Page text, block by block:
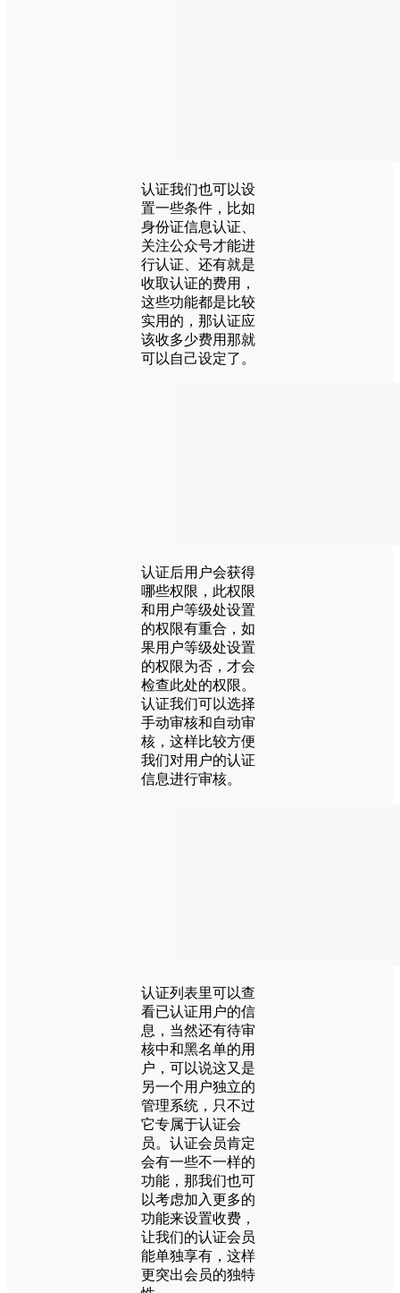
认证我们也可以设
置一些条件，比如
身份证信息认证、
关注公众号才能进
行认证、还有就是
收取认证的费用，
这些功能都是比较
实用的，那认证应
该收多少费用那就
可以自己设定了。
认证后用户会获得
哪些权限，此权限
和用户等级处设置
的权限有重合，如
果用户等级处设置
的权限为否，才会
检查此处的权限。
认证我们可以选择
手动审核和自动审
核，这样比较方便
我们对用户的认证
信息进行审核。
认证列表里可以查
看已认证用户的信
息，当然还有待审
核中和黑名单的用
户，可以说这又是
另一个用户独立的
管理系统，只不过
它专属于认证会
员。认证会员肯定
会有一些不一样的
功能，那我们也可
以考虑加入更多的
功能来设置收费，
让我们的认证会员
能单独享有，这样
更突出会员的独特